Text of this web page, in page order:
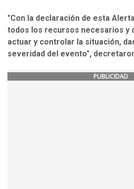
"Con la declaración de esta
todos los recursos necesarios y
actuar y controlar la situación,
severidad del evento",
PUBLICIDAD